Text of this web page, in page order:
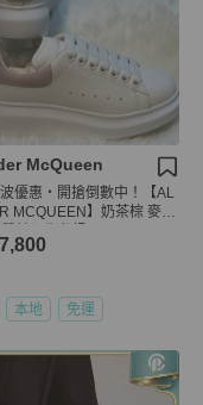
McQueen
優惠・開搶倒數中！【AL
MCQUEEN】奶茶棕 麥坤
本地 免運